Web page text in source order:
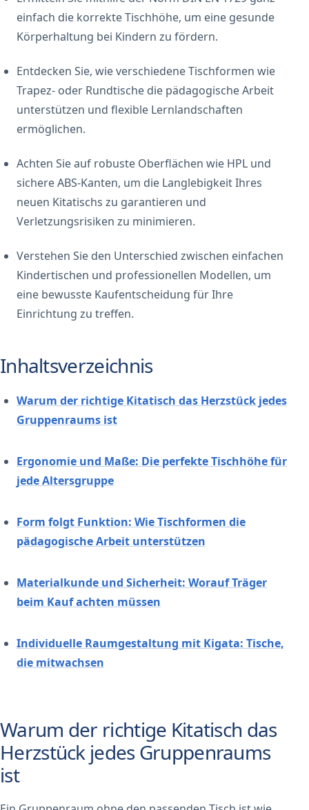
einfach die korrekte Tischhöhe, um eine gesunde
Körperhaltung bei Kindern zu fördern.
Entdecken Sie, wie verschiedene Tischformen wie
Trapez- oder Rundtische die pädagogische Arbeit
unterstützen und flexible Lernlandschaften
ermöglichen.
Achten Sie auf robuste Oberflächen wie HPL und
sichere ABS-Kanten, um die Langlebigkeit Ihres
neuen Kitatischs zu garantieren und
Verletzungsrisiken zu minimieren.
Verstehen Sie den Unterschied zwischen einfachen
Kindertischen und professionellen Modellen, um
eine bewusste Kaufentscheidung für Ihre
Einrichtung zu treffen.
Inhaltsverzeichnis
Warum der richtige Kitatisch das Herzstück jedes
Gruppenraums ist
Ergonomie und Maße: Die perfekte Tischhöhe für
jede Altersgruppe
Form folgt Funktion: Wie Tischformen die
pädagogische Arbeit unterstützen
Materialkunde und Sicherheit: Worauf Träger
beim Kauf achten müssen
Individuelle Raumgestaltung mit Kigata: Tische,
die mitwachsen
Warum der richtige Kitatisch das
Herzstück jedes Gruppenraums
ist